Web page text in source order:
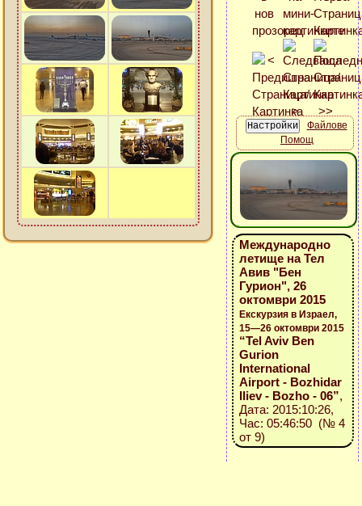
Файлове
Помощ
Международно
летище на Тел
Авив "Бен
Гурион", 26
октомври 2015
Екскурзия в Израел,
15—26 октомври 2015
“Tel Aviv Ben
Gurion
International
Airport - Bozhidar
Iliev - Bozho - 06”,
Дата: 2015:10:26,
Час: 05:46:50 (№ 4
от 9)